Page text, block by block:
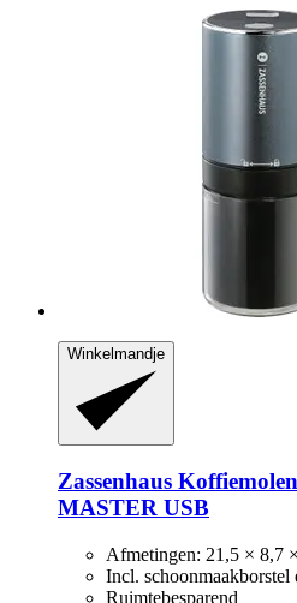
Winkelmandje
Zassenhaus
MASTER USB
Afmetingen: 21,5 × 8,7
Incl. schoonmaakborstel
Ruimtebesparend